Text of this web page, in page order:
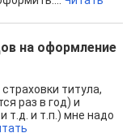
на оформление
титула,
раз в год) и
т.д. и т.п.) мне надо